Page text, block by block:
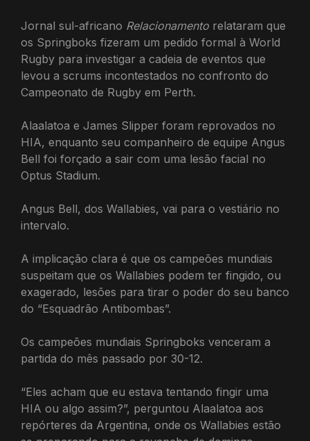
Jornal sul-africano Relacionamento relataram que
os Springboks fizeram um pedido formal à World
Rugby para investigar a cadeia de eventos que
levou a scrums incontestados no confronto do
Campeonato de Rugby em Perth.
Alaalatoa e James Slipper foram reprovados no
HIA, enquanto seu companheiro de equipe Angus
Bell foi forçado a sair com uma lesão facial no
Optus Stadium.
Angus Bell, dos Wallabies, vai para o vestiário no
intervalo.
A implicação clara é que os campeões mundiais
suspeitam que os Wallabies podem ter fingido, ou
exagerado, lesões para tirar o poder do seu banco
do “Esquadrão Antibombas”.
Os campeões mundiais Springboks venceram a
partida do mês passado por 30-12.
“Eles acham que eu estava tentando fingir uma
HIA ou algo assim?”, perguntou Alaalatoa aos
repórteres da Argentina, onde os Wallabies estão